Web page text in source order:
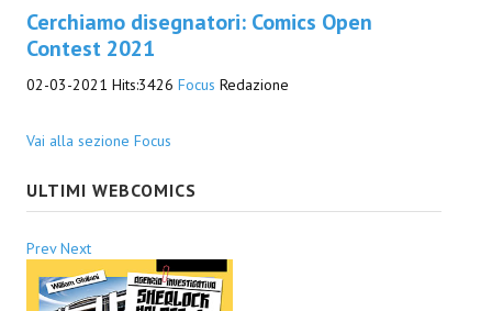
Cerchiamo disegnatori: Comics Open
Contest 2021
02-03-2021 Hits:3426 Focus Redazione
Vai alla sezione Focus
ULTIMI WEBCOMICS
Prev Next